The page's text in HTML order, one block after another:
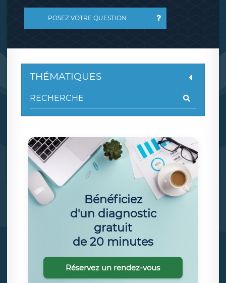
POSEZ VOTRE QUESTION
THÉMATIQUES
Bénéficiez
d'un diagnostic
gratuit
de 20 minutes
Réservez un rendez-vous